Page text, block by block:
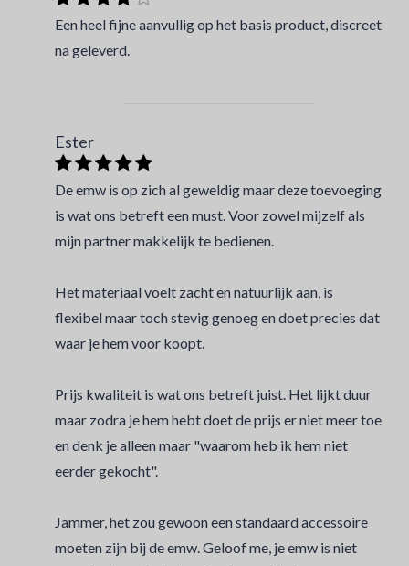
Een heel fijne aanvullig op het basis product, discreet
na geleverd.
Ester
De emw is op zich al geweldig maar deze toevoeging
is wat ons betreft een must. Voor zowel mijzelf als
mijn partner makkelijk te bedienen.
Het materiaal voelt zacht en natuurlijk aan, is
flexibel maar toch stevig genoeg en doet precies dat
waar je hem voor koopt.
Prijs kwaliteit is wat ons betreft juist. Het lijkt duur
maar zodra je hem hebt doet de prijs er niet meer toe
en denk je alleen maar "waarom heb ik hem niet
eerder gekocht".
Jammer, het zou gewoon een standaard accessoire
moeten zijn bij de emw. Geloof me, je emw is niet